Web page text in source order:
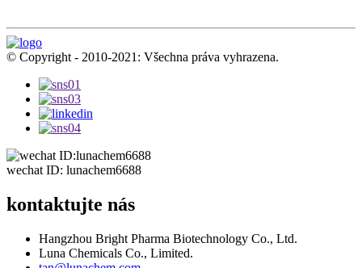
© Copyright - 2010-2021: Všechna práva vyhrazena.
wechat ID: lunachem6688
kontaktujte nás
Hangzhou Bright Pharma Biotechnology Co., Ltd.
Luna Chemicals Co., Limited.